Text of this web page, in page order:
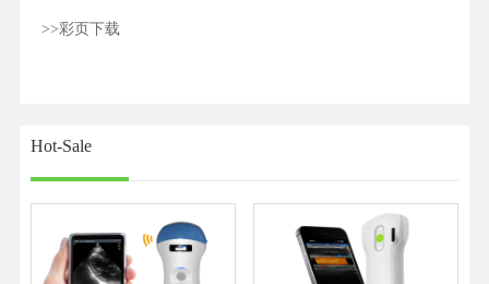
>>彩页下载
Hot-Sale